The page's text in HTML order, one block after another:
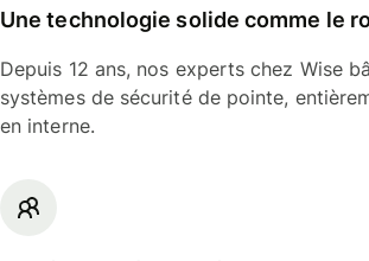
Une technologie solide comme le
Depuis 12 ans, nos experts chez Wise
systèmes de sécurité de pointe,
en interne.